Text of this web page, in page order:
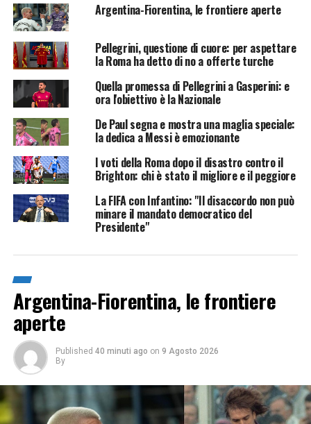
Argentina-Fiorentina, le frontiere aperte
Pellegrini, questione di cuore: per aspettare
la Roma ha detto di no a offerte turche
Quella promessa di Pellegrini a Gasperini: e
ora l'obiettivo è la Nazionale
De Paul segna e mostra una maglia speciale:
la dedica a Messi è emozionante
I voti della Roma dopo il disastro contro il
Brighton: chi è stato il migliore e il peggiore
La FIFA con Infantino: "Il disaccordo non può
minare il mandato democratico del
Presidente"
Argentina-Fiorentina, le frontiere
aperte
Published 40 minuti ago on 9 Agosto 2026
By